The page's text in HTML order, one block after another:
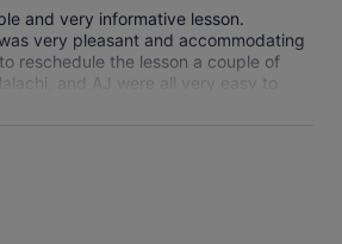
and very informative lesson.
very pleasant and accommodating
reschedule the lesson a couple of
and AJ were all very easy to
got to the lesson, Malachi helped
to do in order to be better at
manner. 10/10 solid